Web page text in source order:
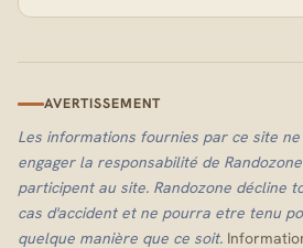
AVERTISSEMENT
Les informations fournies par ce site
engager la responsabilité de
participent au site. Randozone décline
cas d'accident et ne pourra etre tenu
quelque manière que ce soit.